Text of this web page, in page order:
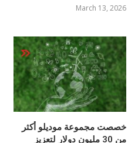
March 13, 2026
خصصت مجموعة موديلو أكثر
من 30 مليون دولار لتعزيز